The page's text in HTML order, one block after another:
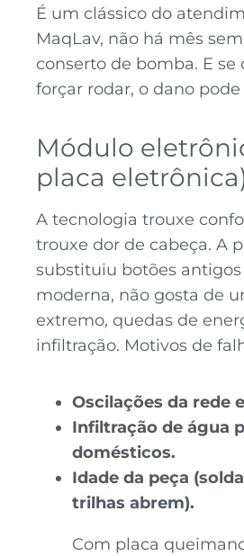
É um clássico do
MaqLav, não há mês
conserto de bomba. E
forçar rodar, o dano pode
Módulo
placa
A tecnologia trouxe
trouxe dor de cabeça. A
substituiu botões antigos
moderna, não gosta de
extremo, quedas de
infiltração. Motivos de
Oscilações da rede
Infiltração de água
domésticos.
Idade da peça
trilhas abrem).
Com placa